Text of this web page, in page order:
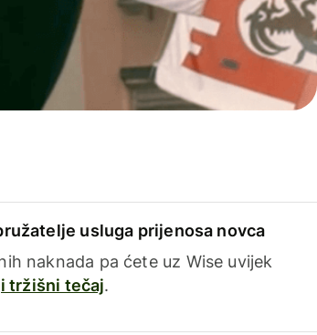
usluga prijenosa novca
naknada pa ćete uz Wise uvijek
tržišni tečaj.